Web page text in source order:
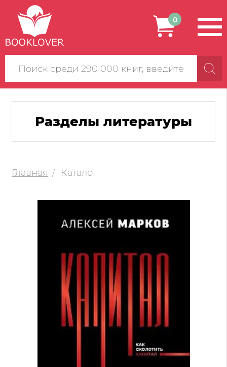
Поиск
по
сайту
0
Разделы литературы
Главная Каталог